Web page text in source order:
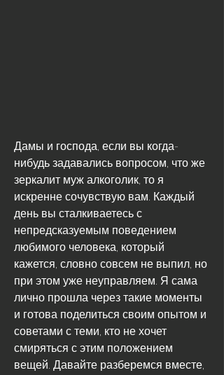
Дамы и господа, если вы когда-
нибудь задавались вопросом, что же
зеркалит муж алкоголик, то я
искренне сочувствую вам. Каждый
день вы сталкиваетесь с
непредсказуемым поведением
любимого человека, который
кажется, словно совсем не выпил, но
при этом уже неуправляем. Я сама
лично прошла через такие моменты
и готова поделиться своим опытом и
советами с теми, кто не хочет
смиряться с этим положением
вещей. Давайте разберемся вместе,